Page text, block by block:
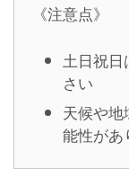
《注意点》
土日祝
さい
天候や
能性があ